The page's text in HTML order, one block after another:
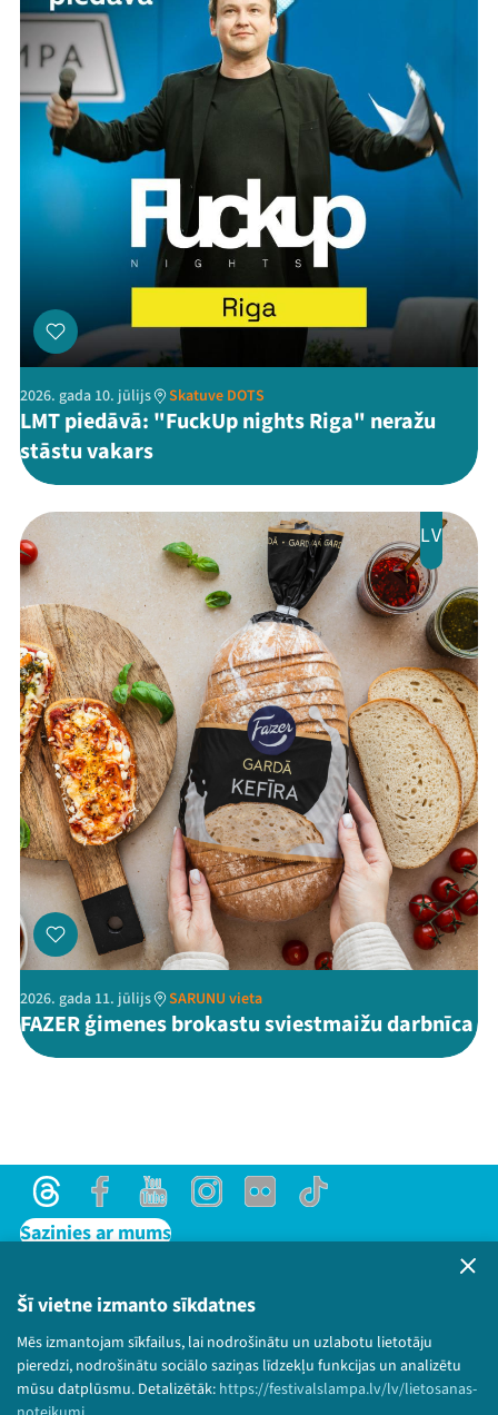
Šī vietne izmanto sīkdatnes
Mēs izmantojam sīkfailus, lai nodrošinātu un uzlabotu lietotāju
pieredzi, nodrošinātu sociālo saziņas līdzekļu funkcijas un analizētu
mūsu datplūsmu. Detalizētāk: https://festivalslampa.lv/lv/lietosanas-
2026. gada 10. jūlijs Skatuve DOTS
LMT piedāvā: "FuckUp nights Riga" neražu
stāstu vakars
LV
2026. gada 11. jūlijs SARUNU vieta
FAZER ģimenes brokastu sviestmaižu darbnīca
ThreadsFacebookYoutubeInstagram
Flick TikTok
Sazinies ar mums
Lietošanas noteikumi un sīkdatņu politika
Bērnu aizsardzības politika
© 2026 Sarunu festivāls LAMPA Visas tiesības
paturētas.